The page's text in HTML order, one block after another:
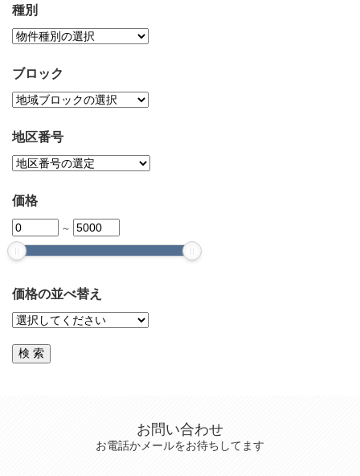
種別
ブロック
地区番号
価格
～
価格の並べ替え
お問い合わせ
お電話かメールをお待ちしてます